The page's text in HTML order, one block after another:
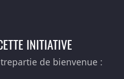
INITIATIVE
de bienvenue :